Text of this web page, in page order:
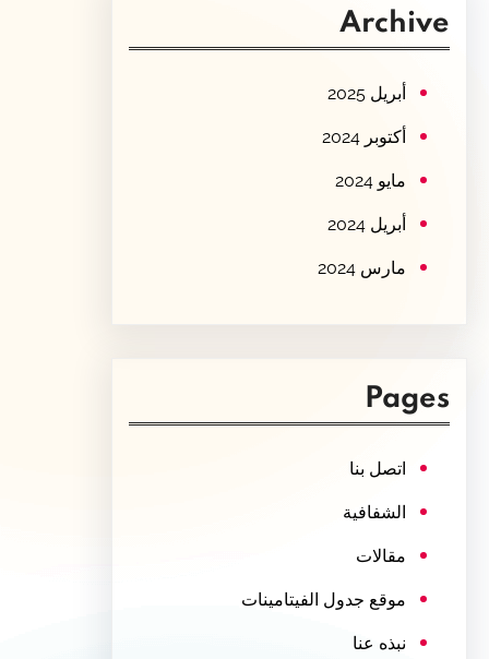
c
Archive
أبريل 2025
أكتوبر 2024
مايو 2024
أبريل 2024
مارس 2024
Pages
اتصل بنا
الشفافية
مقالات
موقع جدول الفيتامينات
نبذه عنا